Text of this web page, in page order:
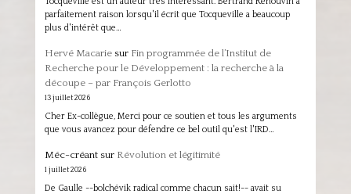
parfaitement raison lorsqu'il écrit que Tocqueville a beaucoup
plus d'intérêt que…
Hervé Macariesur Fin programmée de l’Institut de
Recherche pour le Développement : la recherche à la
découpe – par François Gerlotto
13 juillet 2026
Cher Ex-collègue, Merci pour ce soutien et tous les arguments
que vous avancez pour défendre ce bel outil qu'est l'IRD…
Méc-créantsur Révolution et légitimité
1 juillet 2026
De Gaulle --bolchévik radical comme chacun sait!-- avait su